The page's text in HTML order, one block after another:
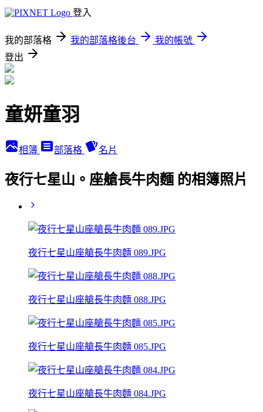
登入
我的部落格 我的部落格後台
我的帳號
登出
童妍童羽
相簿 部落格 名片
夜行七星山。座艙長牛肉麵 的相簿照片
夜行七星山座艙長牛肉麵 089.JPG
夜行七星山座艙長牛肉麵 088.JPG
夜行七星山座艙長牛肉麵 085.JPG
夜行七星山座艙長牛肉麵 084.JPG